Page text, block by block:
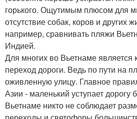
горького. Ощутимым плюсом для
отсутствие собак, коров и других
например, сравнивать пляжи
Индией.
Для многих во Вьетнаме является
переход дороги. Ведь по пути на
оживленную улицу. Главное
Азии - маленький уступает
Вьетнаме никто не соблюдает